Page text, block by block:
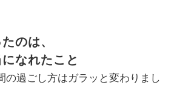
のは、
なれたこと
の過ごし方はガラッと変わりまし